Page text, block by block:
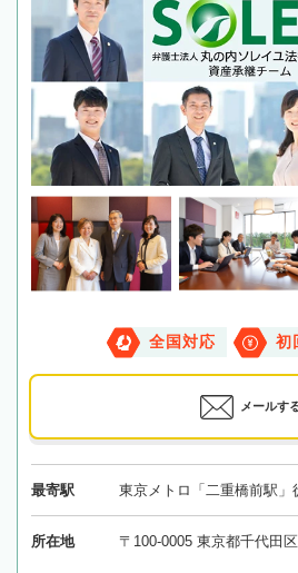
全国対応 初
メールす
最寄駅 東京メトロ「二重橋前駅」
所在地 〒100-0005 東京都千代田